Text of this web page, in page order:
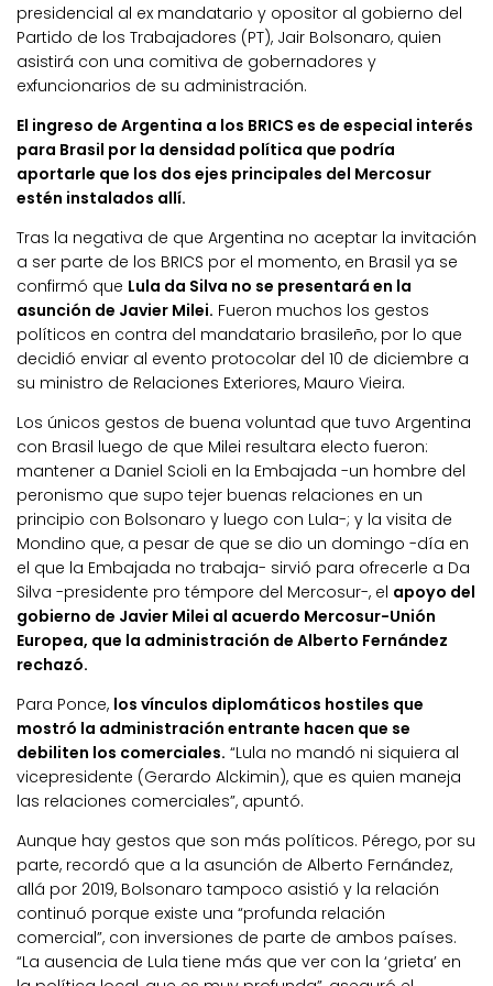
presidencial al ex mandatario y opositor al gobierno del
Partido de los Trabajadores (PT), Jair Bolsonaro, quien
asistirá con una comitiva de gobernadores y
exfuncionarios de su administración.
El ingreso de Argentina a los BRICS es de especial interés
para Brasil por la densidad política que podría
aportarle que los dos ejes principales del Mercosur
estén instalados allí.
Tras la negativa de que Argentina no aceptar la invitación
a ser parte de los BRICS por el momento, en Brasil ya se
confirmó que Lula da Silva no se presentará en la
asunción de Javier Milei. Fueron muchos los gestos
políticos en contra del mandatario brasileño, por lo que
decidió enviar al evento protocolar del 10 de diciembre a
su ministro de Relaciones Exteriores, Mauro Vieira.
Los únicos gestos de buena voluntad que tuvo Argentina
con Brasil luego de que Milei resultara electo fueron:
mantener a Daniel Scioli en la Embajada -un hombre del
peronismo que supo tejer buenas relaciones en un
principio con Bolsonaro y luego con Lula-; y la visita de
Mondino que, a pesar de que se dio un domingo -día en
el que la Embajada no trabaja- sirvió para ofrecerle a Da
Silva -presidente pro témpore del Mercosur-, el apoyo del
gobierno de Javier Milei al acuerdo Mercosur-Unión
Europea, que la administración de Alberto Fernández
rechazó.
Para Ponce, los vínculos diplomáticos hostiles que
mostró la administración entrante hacen que se
debiliten los comerciales. “Lula no mandó ni siquiera al
vicepresidente (Gerardo Alckimin), que es quien maneja
las relaciones comerciales”, apuntó.
Aunque hay gestos que son más políticos. Pérego, por su
parte, recordó que a la asunción de Alberto Fernández,
allá por 2019, Bolsonaro tampoco asistió y la relación
continuó porque existe una “profunda relación
comercial”, con inversiones de parte de ambos países.
“La ausencia de Lula tiene más que ver con la ‘grieta’ en